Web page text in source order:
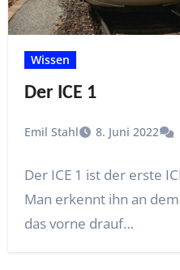
Wissen
Der ICE 1
Emil Stahl 8. Juni 2022
Der ICE 1 ist der erste
Man erkennt ihn an
das vorne drauf…